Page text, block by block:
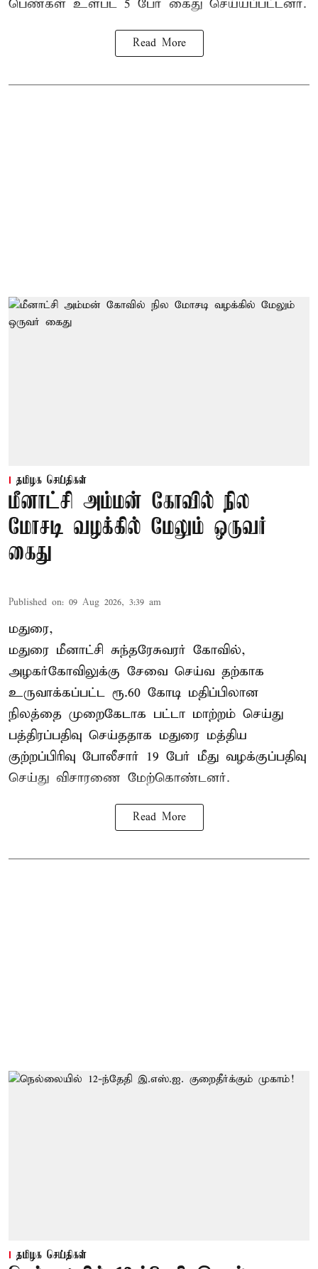
பெண்கள் உள்பட 5 பேர் கைது செய்யப்பட்டனர்.
Read More
தமிழக செய்திகள்
மீனாட்சி அம்மன் கோவில் நில
மோசடி வழக்கில் மேலும் ஒருவர்
கைது
Published on: 09 Aug 2026, 3:39 am
மதுரை,
மதுரை மீனாட்சி சுந்தரேசுவரர் கோவில்,
அழகர்கோவிலுக்கு சேவை செய்வ தற்காக
உருவாக்கப்பட்ட ரூ.60 கோடி மதிப்பிலான
நிலத்தை முறைகேடாக பட்டா மாற்றம் செய்து
பத்திரப்பதிவு செய்ததாக மதுரை மத்திய
குற்றப்பிரிவு போலீசார் 19 பேர் மீது வழக்குப்பதிவு
செய்து விசாரணை மேற்கொண்டனர்.
Read More
தமிழக செய்திகள்